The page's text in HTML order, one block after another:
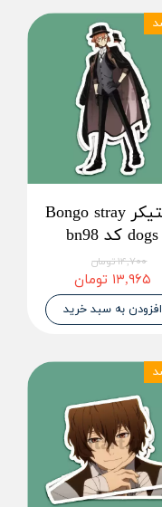
استیکر Bongo stray
dogs کد bn98
۱۴,۷۰۰ تومان
۱۳,۹۶۵ تومان
افزودن به سبد خرید